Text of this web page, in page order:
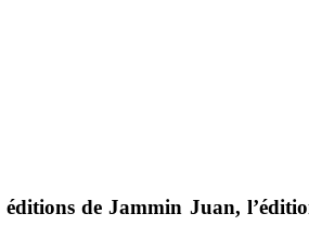
éditions deJammin Juan,